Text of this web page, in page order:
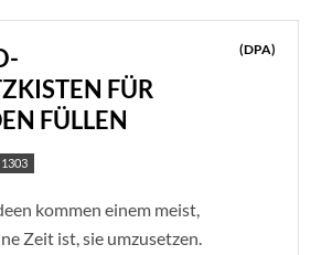
FÜR
FÜLLEN
(DPA)
1303
kommen einem meist,
Zeit ist, sie umzusetzen.